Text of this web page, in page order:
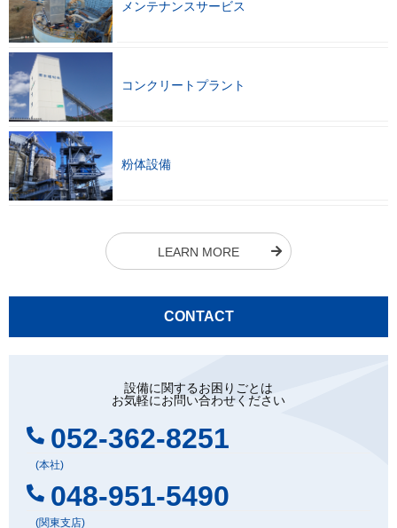
メンテナンスサービス
コンクリートプラント
粉体設備
LEARN MORE
CONTACT
設備に関するお困りごとは
お気軽にお問い合わせください
052-362-8251
(本社)
048-951-5490
(関東支店)